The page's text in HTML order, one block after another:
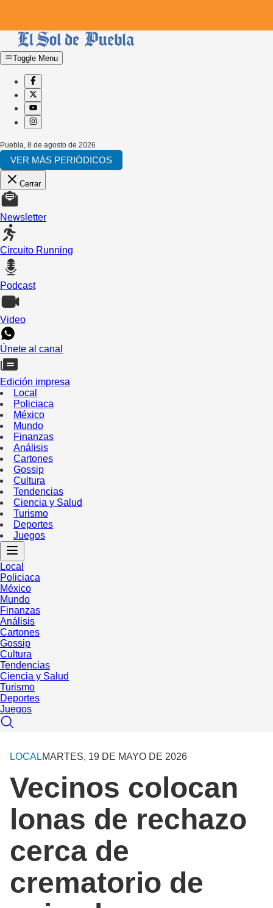
Toggle Menu
Puebla 8 de agosto de 2026
VER MÁS PERIÓDICOS
Cerrar
Newsletter
Circuito Running
Podcast
Video
Únete al canal
Edición impresa
Local
Policiaca
México
Mundo
Finanzas
Análisis
Cartones
Gossip
Cultura
Tendencias
Ciencia y Salud
Turismo
Deportes
Juegos
Local
Policiaca
México
Mundo
Finanzas
Análisis
Cartones
Gossip
Cultura
Tendencias
Ciencia y Salud
Turismo
Deportes
Juegos
LOCALMARTES, 19 DE MAYO DE 2026
Vecinos colocan
lonas de rechazo
cerca de
crematorio de